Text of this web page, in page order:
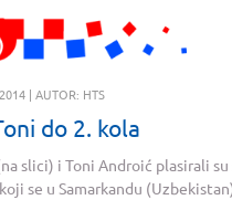
| AUTOR: HTS
do 2. kola
slici) i Toni Androić plasirali su
se u Samarkandu